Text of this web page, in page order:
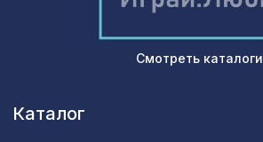
Смотреть каталоги
Каталог